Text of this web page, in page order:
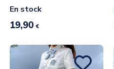
En stock
19,90 €